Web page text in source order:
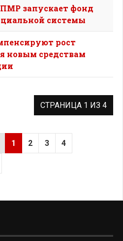
запускает фонд
системы
рост
новым средствам
СТРАНИЦА 1 ИЗ 4
1 2 3 4